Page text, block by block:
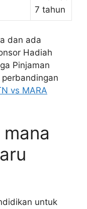
7 tahun
dan ada
Hadiah
Pinjaman
vs MARA
untuk